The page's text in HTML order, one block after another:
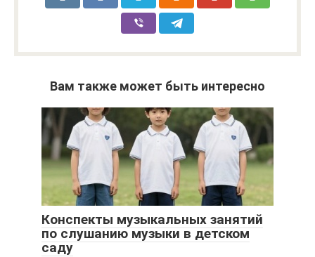
Вам также может быть интересно
Конспекты музыкальных занятий
по слушанию музыки в детском
саду